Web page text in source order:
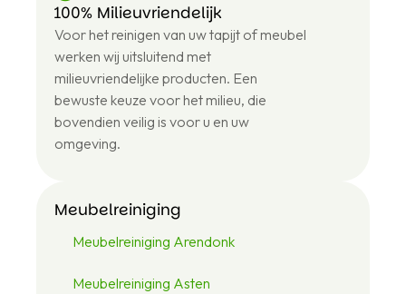
+31
6
43
12
48
46
100% Milieuvriendelijk
Voor het reinigen van uw tapijt of meubel
werken wij uitsluitend met
milieuvriendelijke producten. Een
bewuste keuze voor het milieu, die
bovendien veilig is voor u en uw
omgeving.
Meubelreiniging
Meubelreiniging Arendonk
Meubelreiniging Asten